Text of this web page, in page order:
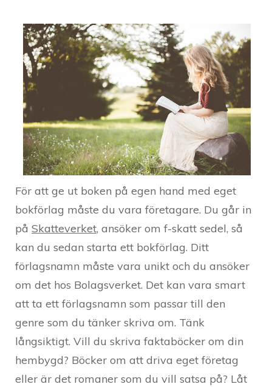
För att ge ut boken på egen hand med eget
bokförlag måste du vara företagare. Du går in
på Skatteverket, ansöker om f-skatt sedel, så
kan du sedan starta ett bokförlag. Ditt
förlagsnamn måste vara unikt och du ansöker
om det hos Bolagsverket. Det kan vara smart
att ta ett förlagsnamn som passar till den
genre som du tänker skriva om. Tänk
långsiktigt. Vill du skriva faktaböcker om din
hembygd? Böcker om att driva eget företag
eller är det romaner som du vill satsa på? Låt